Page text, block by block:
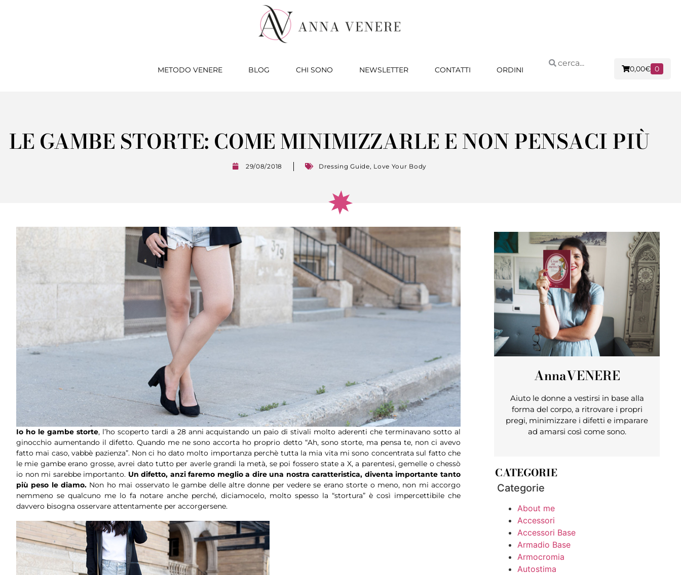
METODO VENERE BLOG CHI SONO NEWSLETTER CONTATTI ORDINI 0,00€ 0
LE GAMBE STORTE: COME MINIMIZZARLE E NON PENSACI PIÙ
29/08/2018 Dressing Guide, Love Your Body
Io ho le gambe storte, l’ho scoperto tardi a 28 anni acquistando un paio di stivali molto aderenti che terminavano sotto al
ginocchio aumentando il difetto. Quando me ne sono accorta ho proprio detto “Ah, sono storte, ma pensa te, non ci avevo
fatto mai caso, vabbè pazienza”. Non ci ho dato molto importanza perchè tutta la mia vita mi sono concentrata sul fatto che
le mie gambe erano grosse, avrei dato tutto per averle grandi la metà, se poi fossero state a X, a parentesi, gemelle o chessò
io non mi sarebbe importanto. Un difetto, anzi faremo meglio a dire una nostra caratteristica, diventa importante tanto
più peso le diamo. Non ho mai osservato le gambe delle altre donne per vedere se erano storte o meno, non mi accorgo
nemmeno se qualcuno me lo fa notare anche perché, diciamocelo, molto spesso la “stortura” è così impercettibile che
davvero bisogna osservare attentamente per accorgersene.
AnnaVENERE
Aiuto le donne a vestirsi in base alla
forma del corpo, a ritrovare i propri
pregi, minimizzare i difetti e imparare
ad amarsi così come sono.
CATEGORIE
Categorie
About me
Accessori
Accessori Base
Armadio Base
Armocromia
Autostima